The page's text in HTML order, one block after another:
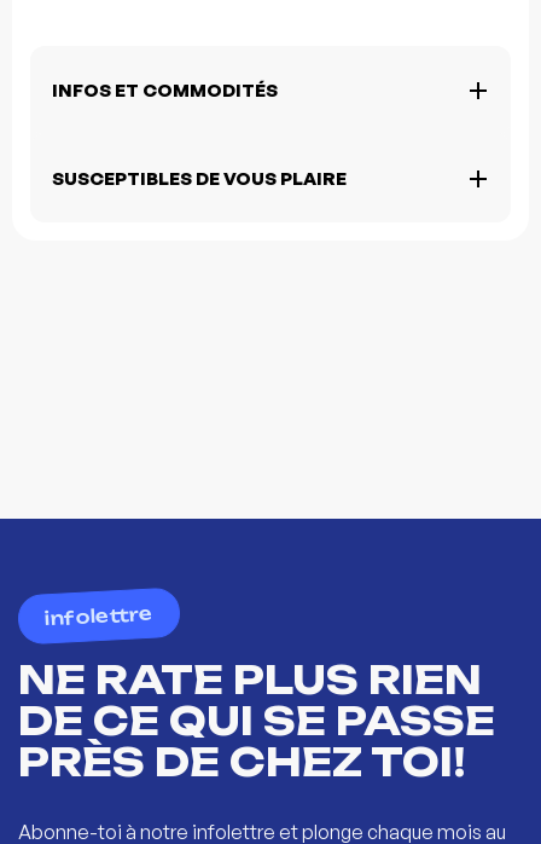
INFOS ET COMMODITÉS
SUSCEPTIBLES DE VOUS PLAIRE
infolettre
NE RATE PLUS RIEN
DE CE QUI SE PASSE
PRÈS DE CHEZ TOI!
Abonne-toi à notre infolettre et plonge chaque mois au